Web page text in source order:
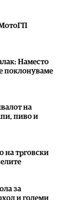
Наместо
поклонуваме
на
пиво и
на трговски
за
и големи